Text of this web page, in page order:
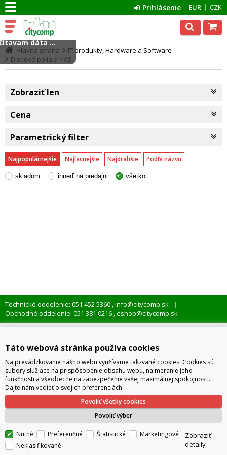
EUR CZK
Prihlásenie
Hlavná strana
IT produkty, Hardware a Software
Diskové polia a NAS
Zobraziť len
Cena
Parametrický filter
Najpopulárnejšie Najlacnejšie Najdrahšie Podľa názvu
skladom ihneď na predajni všetko
Technické oddelenie: 051 452 5360 ,info@citycomp.sk
Obchodné oddelenie: 051 381 0216 ,eshop@citycomp.sk
O spoločnosti
Kto je citycomp
Ako nakupovať
citycomp
Táto webová stránka používa cookies
Na prevádzkovanie nášho webu využívame takzvané cookies. Cookies sú
súbory slúžiace na prispôsobenie obsahu webu, na meranie jeho
funkčnosti a všeobecne na zabezpečenie vašej maximálnej spokojnosti.
Dajte nám vedieť o svojich preferenciách.
Povoliť výber
Povoliť všetky cookies
Nutné Preferenčné Štatistické
Marketingové
Neklasifikované
Zobraziť
detaily
dáta ...